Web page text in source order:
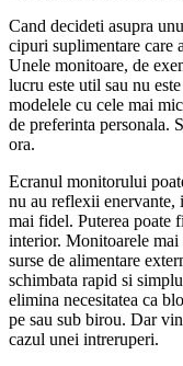
Cand decideti asupra
cipuri suplimentare care
Unele monitoare, de
lucru este util sau nu
modelele cu cele mai
de preferinta personala.
ora.
Ecranul monitorului
nu au reflexii enervante,
mai fidel. Puterea poate
interior. Monitoarele
surse de alimentare
schimbata rapid si
elimina necesitatea ca
pe sau sub birou. Dar
cazul unei intreruperi.